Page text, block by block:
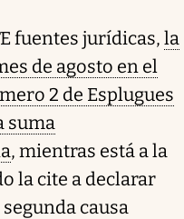
fuentes jurídicas, la
de agosto en el
2 de Esplugues
suma
, mientras está a la
la cite a declarar
causa